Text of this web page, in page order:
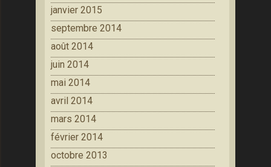
janvier 2015
septembre 2014
août 2014
juin 2014
mai 2014
avril 2014
mars 2014
février 2014
octobre 2013